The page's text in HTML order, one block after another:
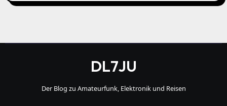
DL7JU
Der Blog zu Amateurfunk, Elektronik und Reisen